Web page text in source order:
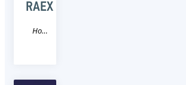
RAEX
Новость